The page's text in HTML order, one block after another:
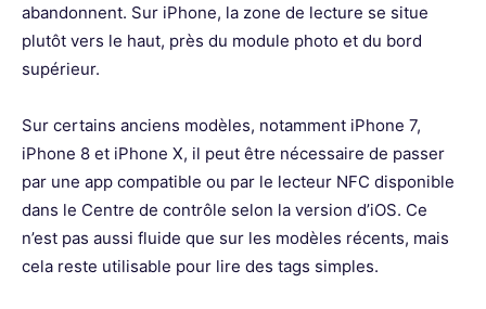
abandonnent. Sur iPhone, la zone de lecture se situe
plutôt vers le haut, près du module photo et du bord
supérieur.
Sur certains anciens modèles, notamment iPhone 7,
iPhone 8 et iPhone X, il peut être nécessaire de passer
par une app compatible ou par le lecteur NFC disponible
dans le Centre de contrôle selon la version d’iOS. Ce
n’est pas aussi fluide que sur les modèles récents, mais
cela reste utilisable pour lire des tags simples.